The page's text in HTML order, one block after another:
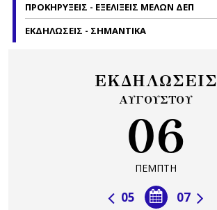
ΠΡΟΚΗΡΥΞΕΙΣ - ΕΞΕΛΙΞΕΙΣ ΜΕΛΩΝ ΔΕΠ
ΕΚΔΗΛΩΣΕΙΣ - ΣΗΜΑΝΤΙΚΑ
ΕΚΔΗΛΩΣΕΙΣ
ΑΥΓΟΥΣΤΟΥ
06
ΠΕΜΠΤΗ
07
05